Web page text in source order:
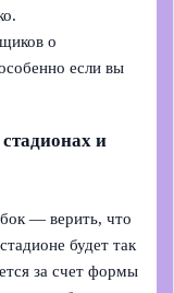
о
если вы
и
— верить, что
будет так
за счет формы